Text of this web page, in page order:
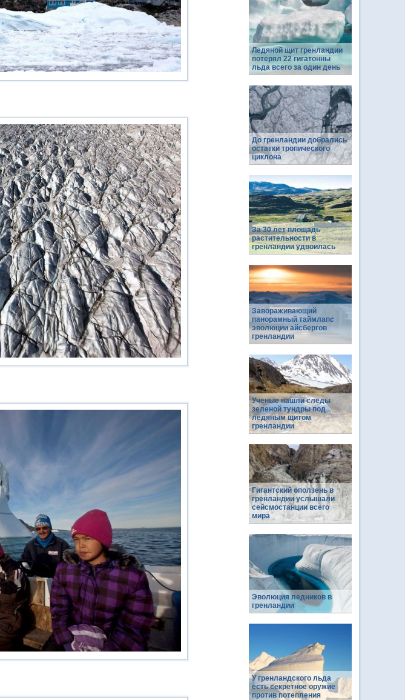
Ледяной щит гренландии
потерял 22 гигатонны
льда всего за один день
До гренландии добрались
остатки тропического
циклона
За 30 лет площадь
растительности в
гренландии удвоилась
Завораживающий
панорамный таймлапс
эволюции айсбергов
гренландии
Ученые нашли следы
зеленой тундры под
ледяным щитом
гренландии
Гигантский оползень в
гренландии услышали
сейсмостанции всего
мира
Эволюция ледников в
гренландии
У гренландского льда
есть секретное оружие
против потепления